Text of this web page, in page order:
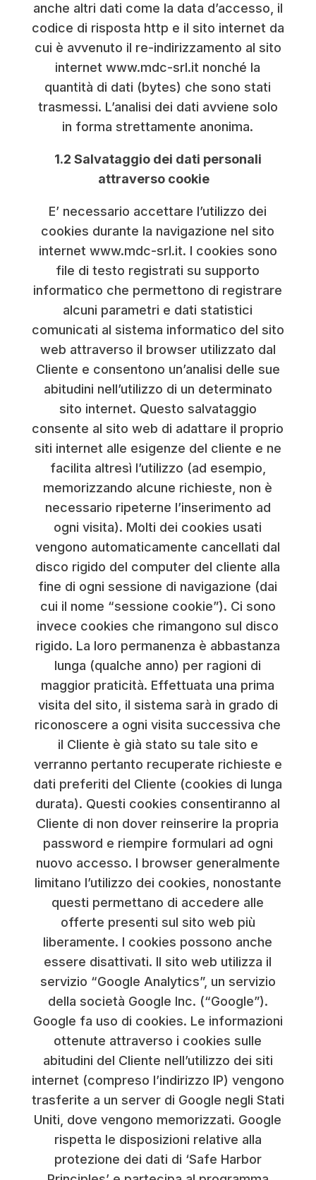
anche altri dati come la data d’accesso, il
codice di risposta http e il sito internet da
cui è avvenuto il re-indirizzamento al sito
internet www.mdc-srl.it nonché la
quantità di dati (bytes) che sono stati
trasmessi. L’analisi dei dati avviene solo
in forma strettamente anonima.
1.2 Salvataggio dei dati personali
attraverso cookie
E’ necessario accettare l’utilizzo dei
cookies durante la navigazione nel sito
internet www.mdc-srl.it. I cookies sono
file di testo registrati su supporto
informatico che permettono di registrare
alcuni parametri e dati statistici
comunicati al sistema informatico del sito
web attraverso il browser utilizzato dal
Cliente e consentono un’analisi delle sue
abitudini nell’utilizzo di un determinato
sito internet. Questo salvataggio
consente al sito web di adattare il proprio
siti internet alle esigenze del cliente e ne
facilita altresì l’utilizzo (ad esempio,
memorizzando alcune richieste, non è
necessario ripeterne l’inserimento ad
ogni visita). Molti dei cookies usati
vengono automaticamente cancellati dal
disco rigido del computer del cliente alla
fine di ogni sessione di navigazione (dai
cui il nome “sessione cookie”). Ci sono
invece cookies che rimangono sul disco
rigido. La loro permanenza è abbastanza
lunga (qualche anno) per ragioni di
maggior praticità. Effettuata una prima
visita del sito, il sistema sarà in grado di
riconoscere a ogni visita successiva che
il Cliente è già stato su tale sito e
verranno pertanto recuperate richieste e
dati preferiti del Cliente (cookies di lunga
durata). Questi cookies consentiranno al
Cliente di non dover reinserire la propria
password e riempire formulari ad ogni
nuovo accesso. I browser generalmente
limitano l’utilizzo dei cookies, nonostante
questi permettano di accedere alle
offerte presenti sul sito web più
liberamente. I cookies possono anche
essere disattivati. Il sito web utilizza il
servizio “Google Analytics”, un servizio
della società Google Inc. (“Google”).
Google fa uso di cookies. Le informazioni
ottenute attraverso i cookies sulle
abitudini del Cliente nell’utilizzo dei siti
internet (compreso l’indirizzo IP) vengono
trasferite a un server di Google negli Stati
Uniti, dove vengono memorizzati. Google
rispetta le disposizioni relative alla
protezione dei dati di ‘Safe Harbor